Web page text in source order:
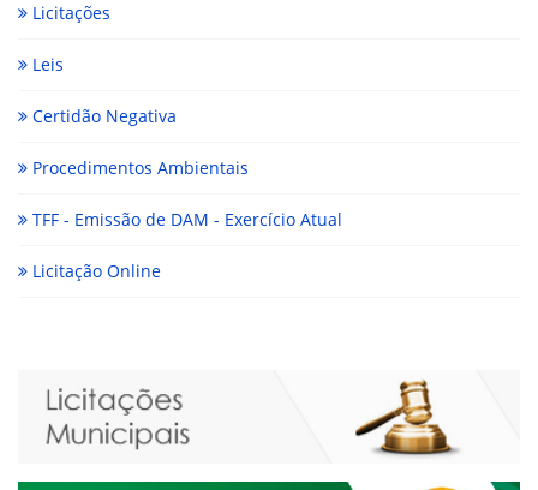
Licitações
Leis
Certidão Negativa
Procedimentos Ambientais
TFF - Emissão de DAM - Exercício Atual
Licitação Online